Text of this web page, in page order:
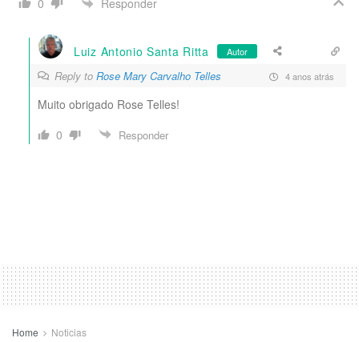
0
Luiz Antonio Santa Ritta Autor
Reply to Rose Mary Carvalho Telles 4 anos atrás
Muito obrigado Rose Telles!
0
Responder
Home Noticias